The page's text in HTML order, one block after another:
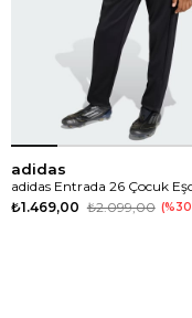
adidas
₺1.469,00 ₺2.099,00 %30